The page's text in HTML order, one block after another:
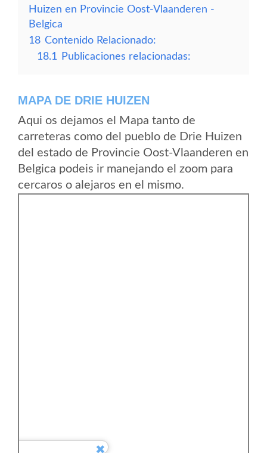
Huizen en Provincie Oost-Vlaanderen -
Belgica
18 Contenido Relacionado:
18.1
Publicaciones relacionadas:
MAPA DE DRIE HUIZEN
Aqui os dejamos el Mapa tanto de
carreteras como del pueblo de Drie Huizen
del estado de Provincie Oost-Vlaanderen en
Belgica podeis ir manejando el zoom para
cercaros o alejaros en el mismo.